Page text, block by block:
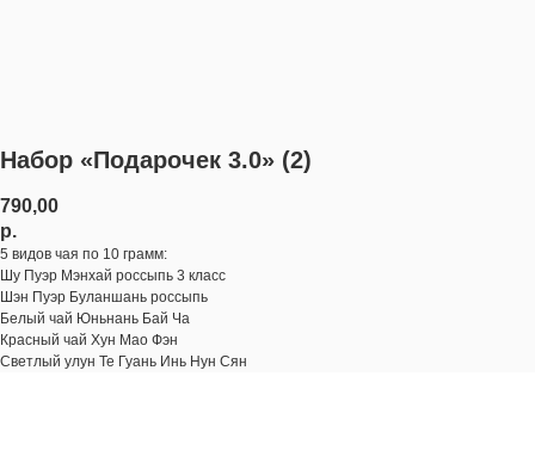
Набор «Подарочек 3.0» (2)
790,00
р.
5 видов чая по 10 грамм:
Шу Пуэр Мэнхай россыпь 3 класс
Шэн Пуэр Буланшань россыпь
Белый чай Юньнань Бай Ча
Красный чай Хун Мао Фэн
Светлый улун Те Гуань Инь Нун Сян